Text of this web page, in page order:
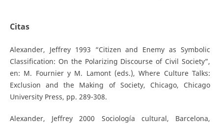
Citas
Alexander, Jeffrey 1993 “Citizen and Enemy as Symbolic
Classification: On the Polarizing Discourse of Civil Society”,
en: M. Fournier y M. Lamont (eds.), Where Culture Talks:
Exclusion and the Making of Society, Chicago, Chicago
University Press, pp. 289-308.
Alexander, Jeffrey 2000 Sociología cultural, Barcelona,